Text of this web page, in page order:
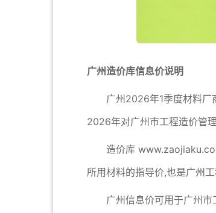
广州造价库信息价说明
广州2026年1季度材料
2026年对广州市工程造价管
造价库
所用材料的指导价,也是广州
广州信息价可用于广州